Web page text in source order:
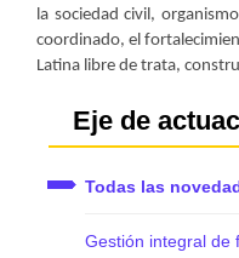
la sociedad civil,
coordinado, el
Latina libre de trata,
Eje de
Todas las
Gestión integral de